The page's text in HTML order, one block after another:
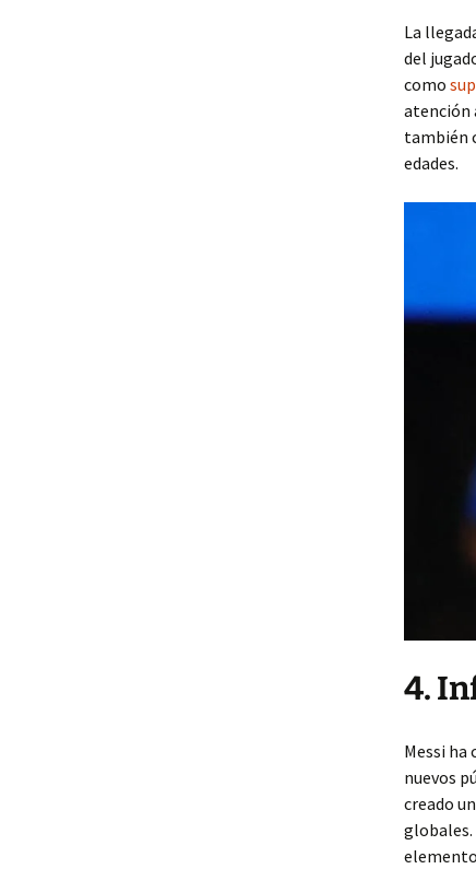
La
del
como
atención
también
edades.
4.
Messi ha
nuevos
creado
globales.